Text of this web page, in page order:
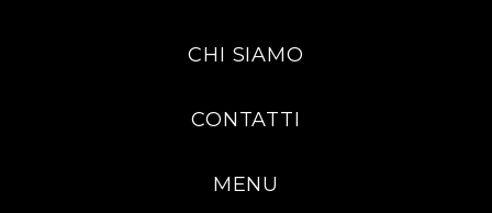
CHI SIAMO
CONTATTI
MENU